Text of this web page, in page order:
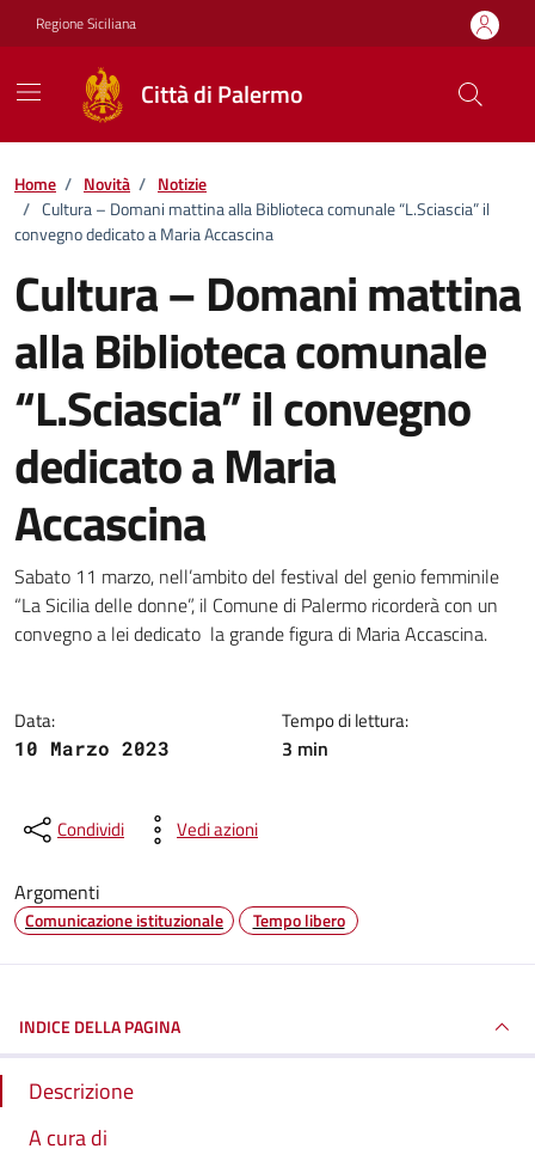
Vai ai contenuti
Vai al footer
Regione Siciliana
Città di Palermo
Home / Novità / Notizie
/ Cultura – Domani mattina alla Biblioteca comunale “L.Sciascia” il
convegno dedicato a Maria Accascina
Cultura – Domani mattina
alla Biblioteca comunale
“L.Sciascia” il convegno
dedicato a Maria
Accascina
Dettagli della notizia
Sabato 11 marzo, nell’ambito del festival del genio femminile
“La Sicilia delle donne”, il Comune di Palermo ricorderà con un
convegno a lei dedicato la grande figura di Maria Accascina.
Data:
10 Marzo 2023
Tempo di lettura:
3 min
Condividi Vedi azioni
Argomenti
Comunicazione istituzionale Tempo libero
INDICE DELLA PAGINA
Descrizione
A cura di